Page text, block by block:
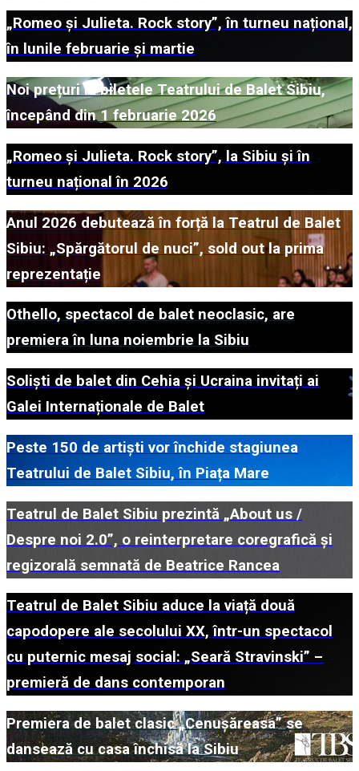
„Romeo și Julieta. Rock story”, în turneu național,
în lunile februarie și martie
Noi prețuri la biletele Teatrului de Balet Sibiu,
începând din 1 februarie 2026
„Romeo și Julieta. Rock story”, la Sibiu și în
turneu național în 2026
Anul 2026 debutează în forță la Teatrul de Balet
Sibiu: „Spărgătorul de nuci”, sold out la prima
reprezentație
Othello, spectacol de balet neoclasic, are
premiera în luna noiembrie la Sibiu
Soliști de balet din Cehia și Ucraina invitați ai
Galei Internaționale de Balet
Peste 150 de artiști vor închide stagiunea
Teatrului de Balet Sibiu, în Piața Mare
Teatrul de Balet Sibiu prezintă „About us /
Despre noi 2.0”, o reinterpretare coregrafică și
regizorală semnată de Beatrice Rancea
Teatrul de Balet Sibiu aduce la viață două
capodopere ale secolului XX, într-un spectacol
cu puternic mesaj social: „Seară Stravinski” –
premieră de dans contemporan
Premiera de balet clasic „Cenușăreasa” se
dansează cu casa închisă la Sibiu